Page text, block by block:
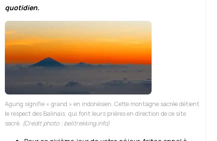
quotidien.
Agung signifie « grand » en indonésien. Cette montagne sacrée détient
le respect des Balinais, qui font leurs prières en direction de ce site
sacré. (Crédit photo : belitrekking.info)